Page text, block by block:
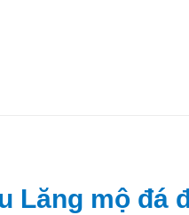
Lăng mộ đá